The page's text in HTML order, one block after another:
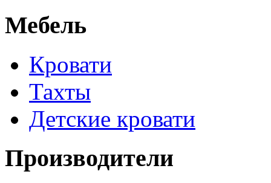
Мебель
Кровати
Тахты
Детские кровати
Производители